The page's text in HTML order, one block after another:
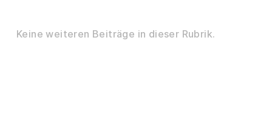
Keine weiteren Beiträge in dieser Rubrik.